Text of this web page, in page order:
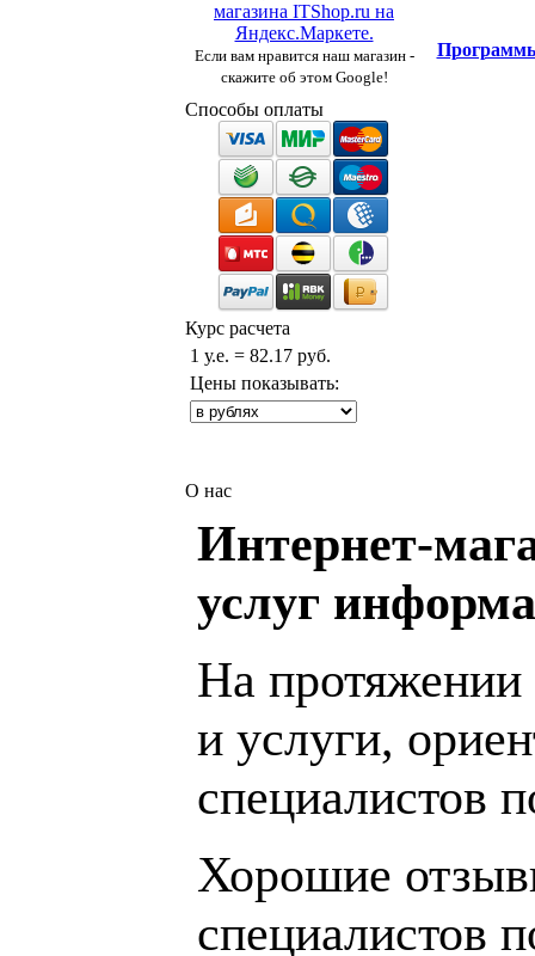
Если вам нравится наш магазин -
скажите об этом Google!
Способы оплаты
Курс расчета
1 у.е. = 82.17 руб.
Цены показывать:
О нас
Интернет-
услуг
На протяжении
и услуги,
специалистов
Хорошие
специалистов